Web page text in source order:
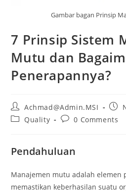
Gambar bagan Prinsip
7 Prinsip Sistem
Mutu dan
Penerapannya?
Achmad@Admin.MSI
Quality
0 Comments
Pendahuluan
Manajemen mutu adalah elemen
memastikan keberhasilan suatu